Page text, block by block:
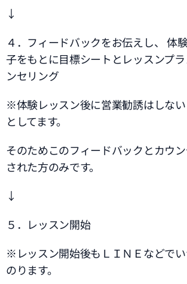
↓
４．フィードバックをお伝えし、 体
子をもとに目標シートとレッスンプ
ンセリング
※体験レッスン後に営業勧誘はしな
としてます。
そのためこのフィードバックとカウ
された方のみです。
↓
５．レッスン開始
※レッスン開始後もＬＩＮＥなどで
のります。